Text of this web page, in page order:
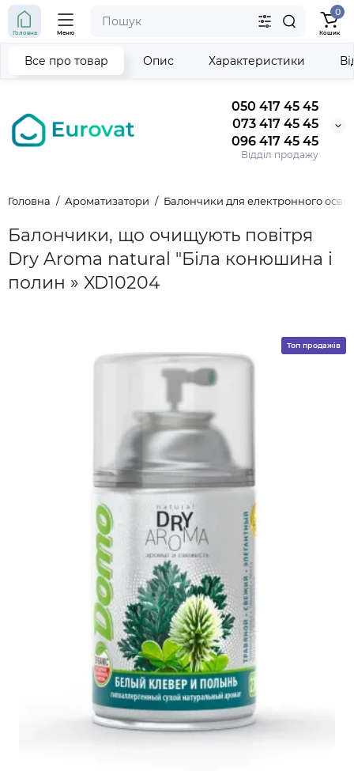
050 417 45 45
073 417 45 45
096 417 45 45
Відділ продажу
Головна Меню
0
Кошик
Головна Ароматизатори Балончики для електронного
Балончики, що очищують повітря
Dry Aroma natural "Біла конюшина і
полин » XD10204
Все про товар Опис Характеристики
Топ продажів